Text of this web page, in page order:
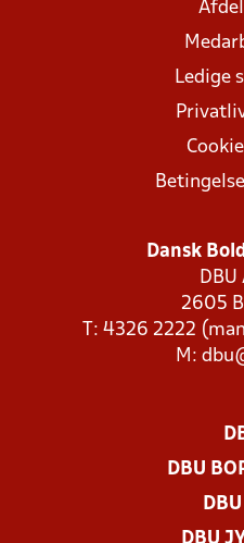
Ledige
Dansk
DBU
2605
T: 4326 2222
M:
DBU